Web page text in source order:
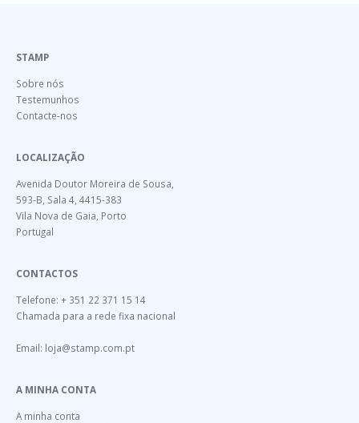
STAMP
Sobre nós
Testemunhos
Contacte-nos
LOCALIZAÇÃO
Avenida Doutor Moreira de Sousa,
593-B, Sala 4, 4415-383
Vila Nova de Gaia, Porto
Portugal
CONTACTOS
Telefone: + 351 22 371 15 14
Chamada para a rede fixa nacional
Email: loja@stamp.com.pt
A MINHA CONTA
A minha conta